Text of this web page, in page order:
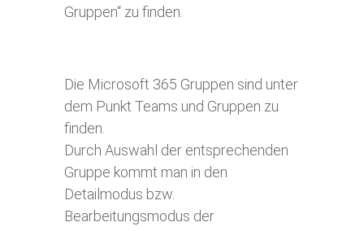
Gruppen“ zu finden.
Die Microsoft 365 Gruppen sind unter
dem Punkt Teams und Gruppen zu
finden.
Durch Auswahl der entsprechenden
Gruppe kommt man in den
Detailmodus bzw.
Bearbeitungsmodus der